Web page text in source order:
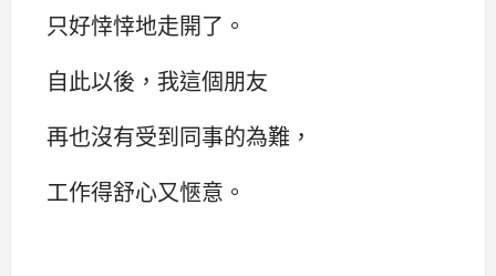
只好悻悻地走開了。
自此以後，我這個朋友
再也沒有受到同事的為難，
工作得舒心又愜意。